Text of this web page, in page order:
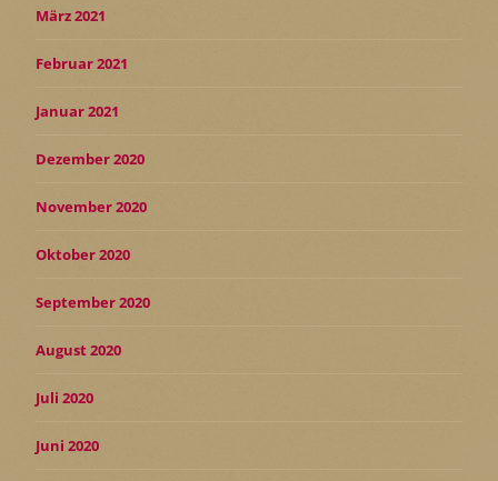
März 2021
Februar 2021
Januar 2021
Dezember 2020
November 2020
Oktober 2020
September 2020
August 2020
Juli 2020
Juni 2020